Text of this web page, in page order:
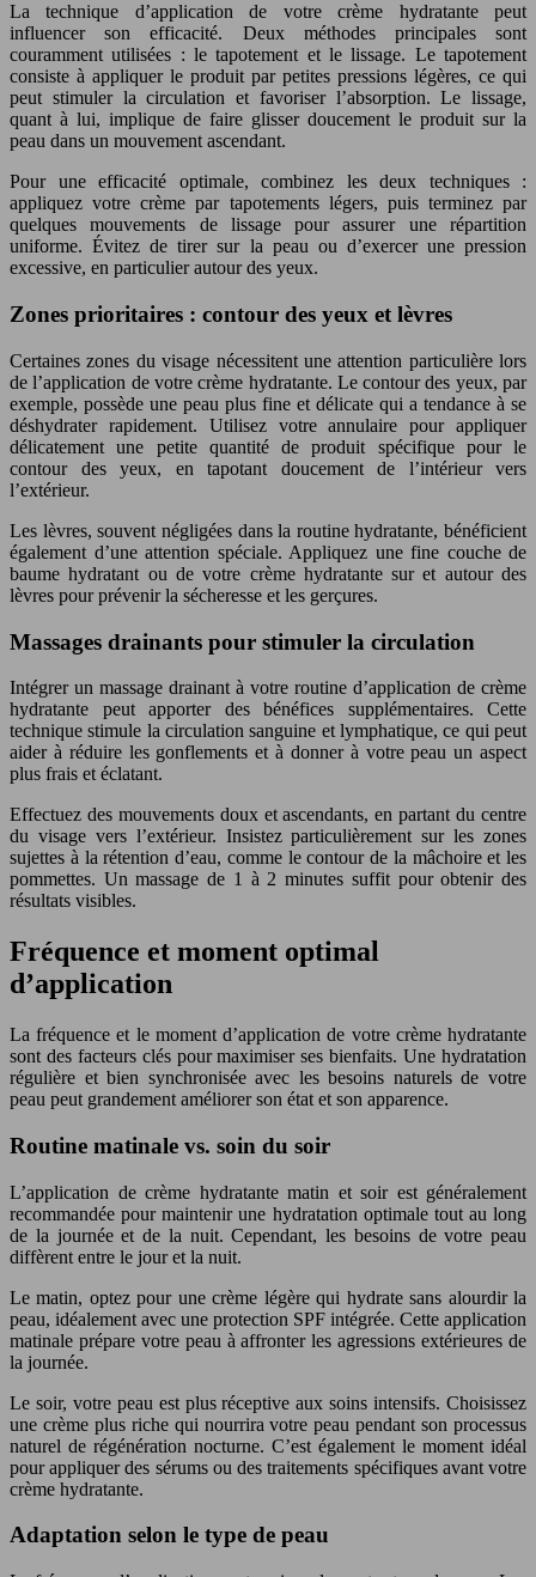
La technique d’application de votre crème hydratante peut
influencer son efficacité. Deux méthodes principales sont
couramment utilisées : le tapotement et le lissage. Le tapotement
consiste à appliquer le produit par petites pressions légères, ce qui
peut stimuler la circulation et favoriser l’absorption. Le lissage,
quant à lui, implique de faire glisser doucement le produit sur la
peau dans un mouvement ascendant.
Pour une efficacité optimale, combinez les deux techniques :
appliquez votre crème par tapotements légers, puis terminez par
quelques mouvements de lissage pour assurer une répartition
uniforme. Évitez de tirer sur la peau ou d’exercer une pression
excessive, en particulier autour des yeux.
Zones prioritaires : contour des yeux et lèvres
Certaines zones du visage nécessitent une attention particulière lors
de l’application de votre crème hydratante. Le contour des yeux, par
exemple, possède une peau plus fine et délicate qui a tendance à se
déshydrater rapidement. Utilisez votre annulaire pour appliquer
délicatement une petite quantité de produit spécifique pour le
contour des yeux, en tapotant doucement de l’intérieur vers
l’extérieur.
Les lèvres, souvent négligées dans la routine hydratante, bénéficient
également d’une attention spéciale. Appliquez une fine couche de
baume hydratant ou de votre crème hydratante sur et autour des
lèvres pour prévenir la sécheresse et les gerçures.
Massages drainants pour stimuler la circulation
Intégrer un massage drainant à votre routine d’application de crème
hydratante peut apporter des bénéfices supplémentaires. Cette
technique stimule la circulation sanguine et lymphatique, ce qui peut
aider à réduire les gonflements et à donner à votre peau un aspect
plus frais et éclatant.
Effectuez des mouvements doux et ascendants, en partant du centre
du visage vers l’extérieur. Insistez particulièrement sur les zones
sujettes à la rétention d’eau, comme le contour de la mâchoire et les
pommettes. Un massage de 1 à 2 minutes suffit pour obtenir des
résultats visibles.
Fréquence et moment optimal
d’application
La fréquence et le moment d’application de votre crème hydratante
sont des facteurs clés pour maximiser ses bienfaits. Une hydratation
régulière et bien synchronisée avec les besoins naturels de votre
peau peut grandement améliorer son état et son apparence.
Routine matinale vs. soin du soir
L’application de crème hydratante matin et soir est généralement
recommandée pour maintenir une hydratation optimale tout au long
de la journée et de la nuit. Cependant, les besoins de votre peau
diffèrent entre le jour et la nuit.
Le matin, optez pour une crème légère qui hydrate sans alourdir la
peau, idéalement avec une protection SPF intégrée. Cette application
matinale prépare votre peau à affronter les agressions extérieures de
la journée.
Le soir, votre peau est plus réceptive aux soins intensifs. Choisissez
une crème plus riche qui nourrira votre peau pendant son processus
naturel de régénération nocturne. C’est également le moment idéal
pour appliquer des sérums ou des traitements spécifiques avant votre
crème hydratante.
Adaptation selon le type de peau